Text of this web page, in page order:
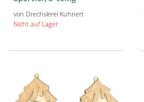
von Drechslerei Kuhnert
Nicht auf Lager